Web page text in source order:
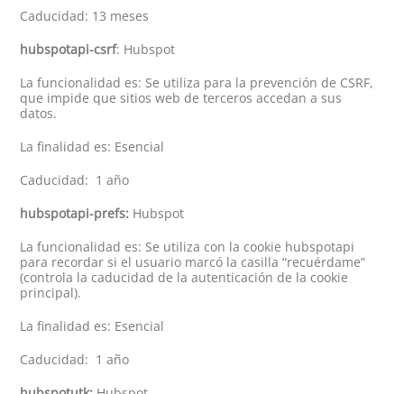
Caducidad: 13 meses
hubspotapi-csrf: Hubspot
La funcionalidad es: Se utiliza para la prevención de CSRF,
que impide que sitios web de terceros accedan a sus
datos.
La finalidad es: Esencial
Caducidad: 1 año
hubspotapi-prefs: Hubspot
La funcionalidad es: Se utiliza con la cookie hubspotapi
para recordar si el usuario marcó la casilla “recuérdame”
(controla la caducidad de la autenticación de la cookie
principal).
La finalidad es: Esencial
Caducidad: 1 año